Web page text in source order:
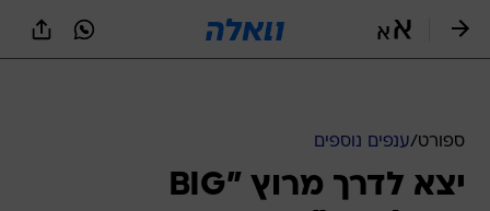
ספורט/ענפים נוספים
יצא לדרך מרוץ "BIG